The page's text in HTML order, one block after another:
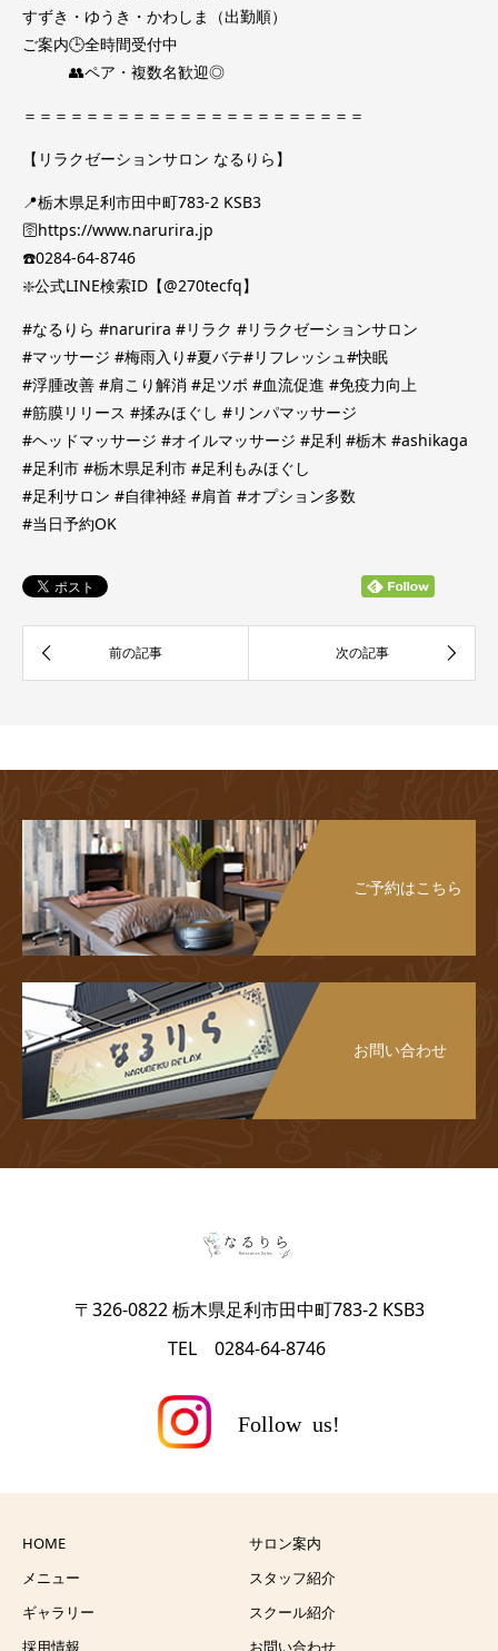
すずき・ゆうき・かわしま（出勤順）
ご案内🕒全時間受付中
👥ペア・複数名歓迎◎
＝＝＝＝＝＝＝＝＝＝＝＝＝＝＝＝＝＝＝＝＝＝
【リラクゼーションサロン なるりら】
📍栃木県足利市田中町783-2 KSB3
🛜https://www.narurira.jp
☎️0284-64-8746
❇️公式LINE検索ID【@270tecfq】
#なるりら #narurira #リラク #リラクゼーションサロン
#マッサージ #梅雨入り#夏バテ#リフレッシュ#快眠
#浮腫改善 #肩こり解消 #足ツボ #血流促進 #免疫力向上
#筋膜リリース #揉みほぐし #リンパマッサージ
#ヘッドマッサージ #オイルマッサージ #足利 #栃木 #ashikaga
#足利市 #栃木県足利市 #足利もみほぐし
#足利サロン #自律神経 #肩首 #オプション多数
#当日予約OK
ご予約はこちら
お問い合わせ
〒326-0822 栃木県足利市田中町783-2 KSB3
TEL 0284-64-8746
HOME
サロン案内
メニュー
スタッフ紹介
ギャラリー
スクール紹介
採用情報
お問い合わせ